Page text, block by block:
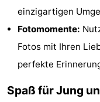
Warenhäuser
Veranstaltungen
Spezial
Kanale
Coffeeshops
einzigartigen
Fotomomente:
Fotos mit Ihren
perfekte
Spaß für Jung